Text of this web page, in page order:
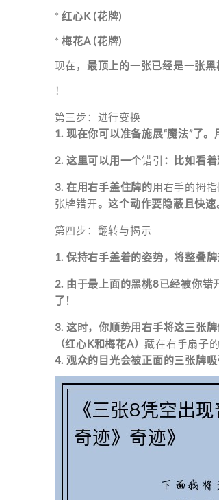
* 红心K (花牌)
* 梅花A (花牌)
现在， 最顶上的一张已经是一张黑
！
第三步：进行变换
1. 现在你可以准备施展“魔法”了。
2. 这里可以用一个错引 ：比如看
3. 在用右手盖住牌的用右手的拇
张牌错开。这个动作要隐蔽且快速
第四步：翻转与揭示
1. 保持右手盖着的姿势，将整叠牌
2. 由于最上面的黑桃8已经被你错
了！
3. 这时，你顺势用右手将这三张
（红心K和梅花A）藏在右手扇子
4. 观众的目光会被正面的三张牌